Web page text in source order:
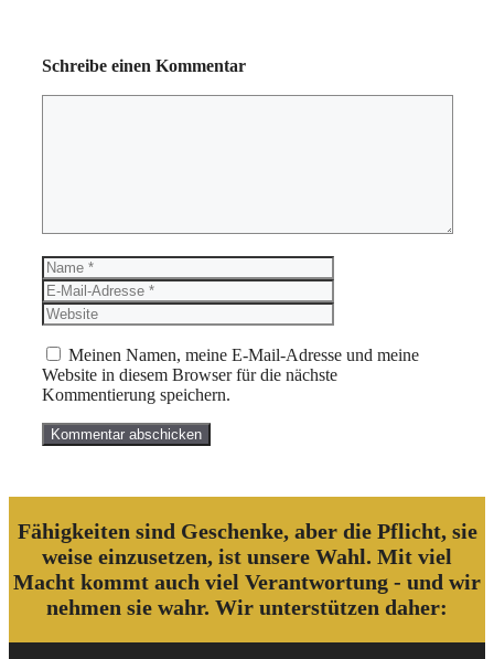
Schreibe einen Kommentar
Name
Mail-
Adresse
Meinen Namen, meine E-Mail-Adresse und meine
Website in diesem Browser für die nächste
Kommentierung speichern.
Fähigkeiten sind Geschenke, aber die Pflicht, sie
weise einzusetzen, ist unsere Wahl. Mit viel
Macht kommt auch viel Verantwortung - und wir
nehmen sie wahr. Wir unterstützen daher: